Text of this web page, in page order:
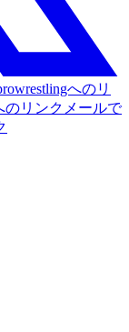
へのリ
のリンク メールで